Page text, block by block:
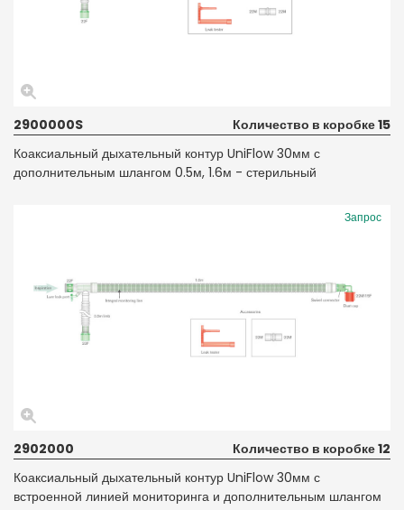
2900000S
Количество в коробке 15
Коаксиальный дыхательный контур UniFlow 30мм с
дополнительным шлангом 0.5м, 1.6м - стерильный
Запрос
2902000
Количество в коробке 12
Коаксиальный дыхательный контур UniFlow 30мм с
встроенной линией мониторинга и дополнительным шлангом